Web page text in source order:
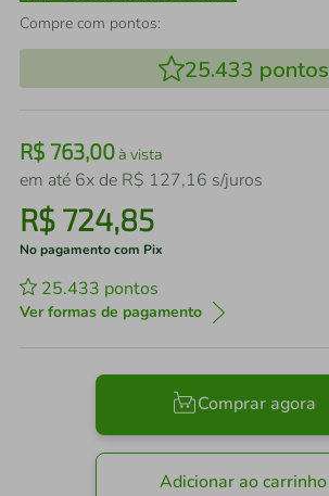
Compre com pontos:
25.433 pontos
R$ 763,00à vista
em até 6x de R$ 127,16 s/juros
R$ 724,85
No pagamento com Pix
25.433 pontos
Ver formas de pagamento
Comprar agora
Adicionar ao carrinho